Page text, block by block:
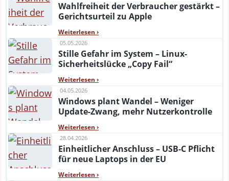
Wahlfreiheit der Verbraucher gestärkt –
Gerichtsurteil zu Apple
Weiterlesen ›
05.05.2026
Stille Gefahr im System – Linux-
Sicherheitslücke „Copy Fail“
Weiterlesen ›
04.05.2026
Windows plant Wandel – Weniger
Update-Zwang, mehr Nutzerkontrolle
Weiterlesen ›
28.04.2026
Einheitlicher Anschluss – USB‑C Pflicht
für neue Laptops in der EU
Weiterlesen ›